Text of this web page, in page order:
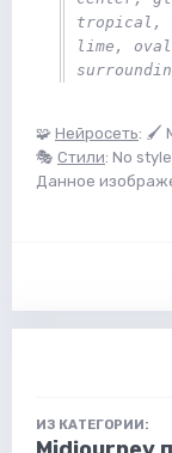
tropical,
lime,
🧩 Нейросеть: 🖌
🎭 Стили: No style
Данное
ИЗ КАТЕГОРИИ: